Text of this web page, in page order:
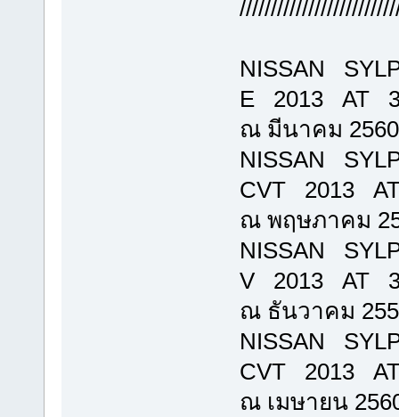
NISSAN
E 2013 AT
ณ มีนาคม 2560
NISSAN
CVT 2013
ณ พฤษภาคม
NISSAN
V 2013 AT
ณ ธันวาคม
NISSAN
CVT 2013
ณ เมษายน